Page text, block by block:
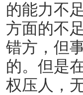
的能力不
方面的不
错方，但
的。但是
权压人，